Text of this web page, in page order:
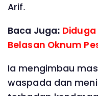
Arif.
Baca Juga:
Belasan Oknum
Ia mengimbau
waspada dan